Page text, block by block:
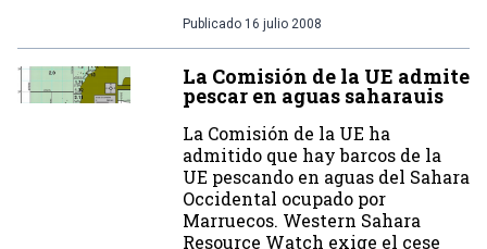
Publicado 16 julio 2008
La Comisión de la UE admite
pescar en aguas saharauis
La Comisión de la UE ha
admitido que hay barcos de la
UE pescando en aguas del Sahara
Occidental ocupado por
Marruecos. Western Sahara
Resource Watch exige el cese